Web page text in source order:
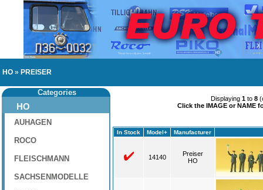
HO » PREISER
Categories
HO
AUHAGEN
ROCO
FLEISCHMANN
SACHSENMODELLE
Displaying 1 to 8
Click the IMAGE or NAME
In Stock Model+ Manufacturer
14140
Preiser
HO